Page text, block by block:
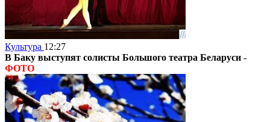
Культура 12:27
В Баку выступят солисты Большого театра Беларуси -
ФОТО